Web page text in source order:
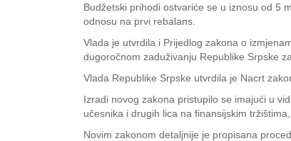
Budžetski prihodi ostvariće se u iznosu od 5
odnosu na prvi rebalans.
Vlada je utvrdila i Prijedlog zakona o
dugoročnom zaduživanju Republike Srpske
Vlada Republike Srpske utvrdila je Nacrt
Izradi novog zakona pristupilo se imajući u
učesnika i drugih lica na finansijskim
Novim zakonom detaljnije je propisana